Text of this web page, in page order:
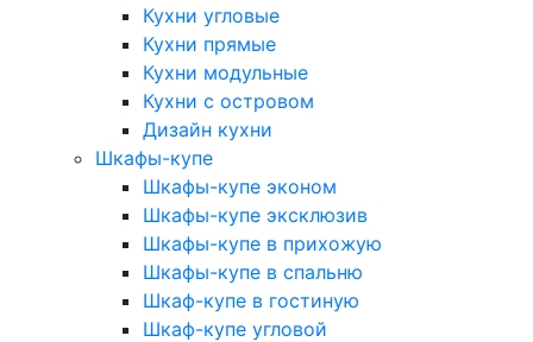
Кухни угловые
Кухни прямые
Кухни модульные
Кухни с островом
Дизайн кухни
Шкафы-купе
Шкафы-купе эконом
Шкафы-купе эксклюзив
Шкафы-купе в прихожую
Шкафы-купе в спальню
Шкаф-купе в гостиную
Шкаф-купе угловой